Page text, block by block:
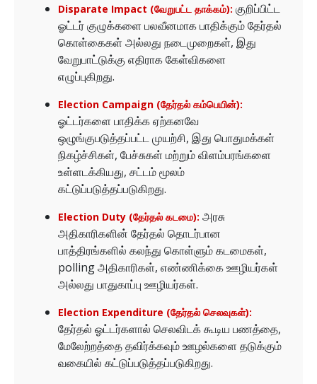
Disparate Impact (வேறுபட்ட தாக்கம்): குறிப்பிட்ட
ஓட்டர் குழுக்களை பலவீனமாக பாதிக்கும் தேர்தல்
கொள்கைகள் அல்லது நடைமுறைகள், இது
வேறுபாட்டுக்கு எதிராக கேள்விகளை
எழுப்புகிறது.
Election Campaign (தேர்தல் கம்பெயின்):
ஓட்டர்களை பாதிக்க ஏற்கனவே
ஒழுங்குபடுத்தப்பட்ட முயற்சி, இது பொதுமக்கள்
நிகழ்ச்சிகள், பேச்சுகள் மற்றும் விளம்பரங்களை
உள்ளடக்கியது, சட்டம் மூலம்
கட்டுப்படுத்தப்படுகிறது.
Election Duty (தேர்தல் கடமை): அரசு
அதிகாரிகளின் தேர்தல் தொடர்பான
பாத்திரங்களில் கலந்து கொள்ளும் கடமைகள்,
polling அதிகாரிகள், எண்ணிக்கை ஊழியர்கள்
அல்லது பாதுகாப்பு ஊழியர்கள்.
Election Expenditure (தேர்தல் செலவுகள்):
தேர்தல் ஓட்டர்களால் செலவிடக் கூடிய பணத்தை,
மேலேற்றத்தை தவிர்க்கவும் ஊழல்களை தடுக்கும்
வகையில் கட்டுப்படுத்தப்படுகிறது.